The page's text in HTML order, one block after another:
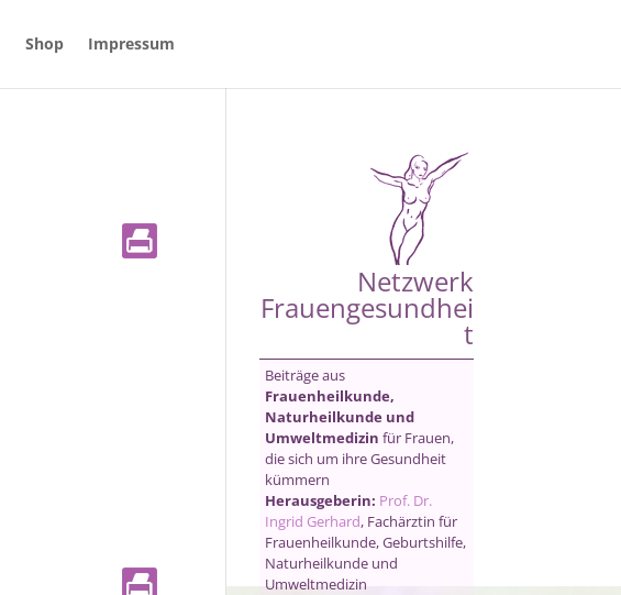
Shop Impressum
Netzwerk
Frauengesundhei
t
Beiträge aus
Frauenheilkunde,
Naturheilkunde und
Umweltmedizin für Frauen,
die sich um ihre Gesundheit
kümmern
Herausgeberin: Prof. Dr.
Ingrid Gerhard, Fachärztin für
Frauenheilkunde, Geburtshilfe,
Naturheilkunde und
Umweltmedizin